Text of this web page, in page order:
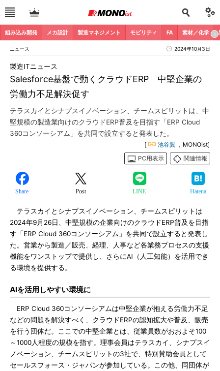
組み込み開発 メカ設計 製造マネジメント モビリティ FA 素材／化学
ニュース 2024年10月3日
Salesforce基盤で動くクラウドERP 中堅企業の
労働力不足解決促す
製造ITニュース
テラスカイとシナプスイノベーション、チームスピリットは、中
堅規模の製造業向けのクラウドERP普及を目指す「ERP Cloud
360コンソーシアム」を共同で設立すると発表した。
[ 池谷翼 ，MONOist]
PC用表示
関連情報
Share Post LINE Hatena
テラスカイとシナプスイノベーション、チームスピリットは
2024年9月26日、中堅規模の企業向けのクラウドERP普及を目指
す「ERP Cloud 360コンソーシアム」を共同で設立すると発表し
た。営業から製造／販売、経理、人事など各業務プロセスの支援
機能をワンストップで提供し、さらにAI（人工知能）を活用でき
る環境を提供する。
AIを活用しやすい環境に
ERP Cloud 360コンソーシアムは中堅企業が抱える労働力不足
などの問題を解決すべく、クラウドERPの認知拡大や普及、販売
を行う団体だ。ここでの中堅企業とは、従業員数がおおよそ100
～1000人程度の規模を指す。理事会員はテラスカイ、シナプスイ
ノベーション、チームスピリットの3社で、特別賛助会員として
セールスフォース・ジャパンが参加している。この他、同団体が